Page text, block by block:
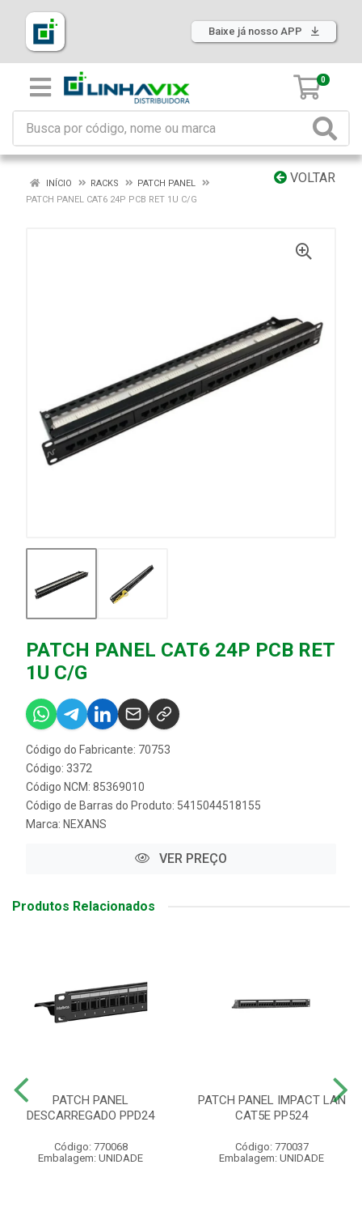
Baixe já nosso APP
0
VOLTAR
INÍCIO RACKS
PATCH PANEL
PATCH PANEL CAT6 24P PCB RET 1U C/G
PATCH PANEL CAT6 24P PCB RET
1U C/G
Código do Fabricante: 70753
Código: 3372
Código NCM: 85369010
Código de Barras do Produto: 5415044518155
Marca: NEXANS
VER PREÇO
Produtos Relacionados
PATCH PANEL
DESCARREGADO PPD24
Código: 770068
Embalagem: UNIDADE
PATCH PANEL IMPACT LAN
CAT5E PP524
Código: 770037
Embalagem: UNIDADE